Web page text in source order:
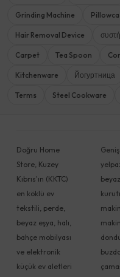
Grinding Machine
Hair Removal Device
Carpet Tea Spoon
Kitchenware Йогуртница
Terms Steel Cookware
Doğru Home
Store, Kuzey
Kıbrıs'ın (KKTC)
en köklü ev
tekstili, perde,
beyaz eşya, halı,
bahçe mobilyası
ve elektronik
küçük ev aletleri